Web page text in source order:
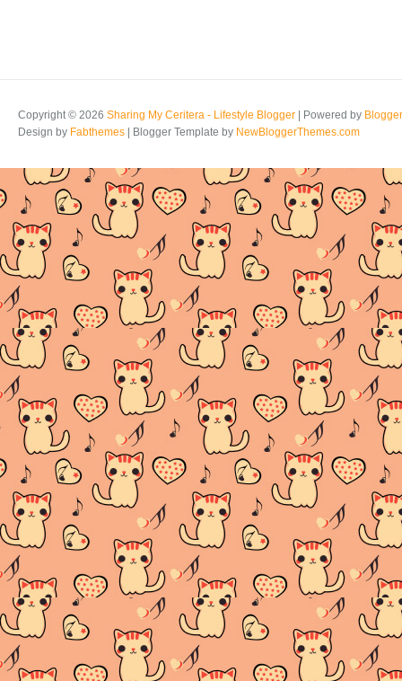
Copyright © 2026 Sharing My Ceritera - Lifestyle Blogger | Powered by Blogger
Design by Fabthemes | Blogger Template by NewBloggerThemes.com